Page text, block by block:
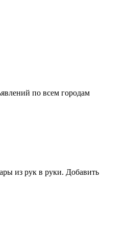
по всем городам
из рук в руки. Добавить